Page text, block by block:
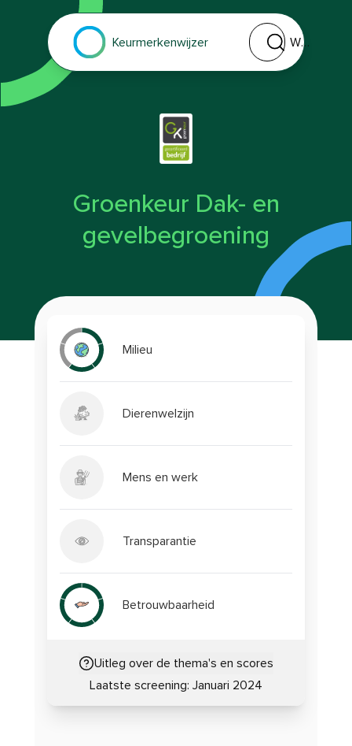
Keurmerkenwijzer
Welk keurmerk of
Groenkeur Dak- en
gevelbegroening
Milieu
Dierenwelzijn
Mens en werk
Transparantie
Betrouwbaarheid
Uitleg over de thema's en scores
Laatste screening: Januari 2024